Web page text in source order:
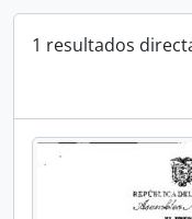
1 resultados